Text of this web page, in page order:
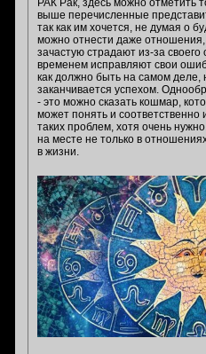
РАК Рак, здесь можно отметить
выше перечисленные
так как им хочется, не думая о
можно отнести даже
зачастую страдают из-за
временем исправляют свои
как должно быть на самом деле,
заканчивается успехом.
- это можно сказать кошмар,
может понять и
таких проблем, хотя очень
на месте не только в
в жизни.